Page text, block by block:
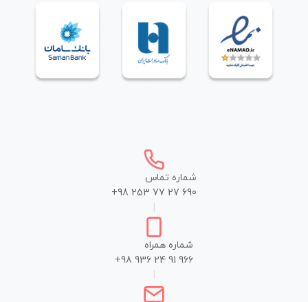
شماره تماس
+98 253 77 27 690
شماره همراه
+98 936 24 91 966